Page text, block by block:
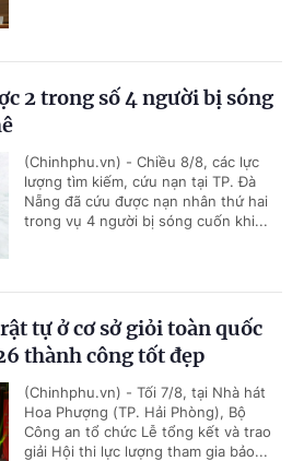
2 trong số 4 người bị sóng
(Chinhphu.vn) - Chiều 8/8, các lực
lượng tìm kiếm, cứu nạn tại TP. Đà
Nẵng đã cứu được nạn nhân thứ hai
trong vụ 4 người bị sóng cuốn khi...
tự ở cơ sở giỏi toàn quốc
thành công tốt đẹp
(Chinhphu.vn) - Tối 7/8, tại Nhà hát
Hoa Phượng (TP. Hải Phòng), Bộ
Công an tổ chức Lễ tổng kết và trao
giải Hội thi lực lượng tham gia bảo...